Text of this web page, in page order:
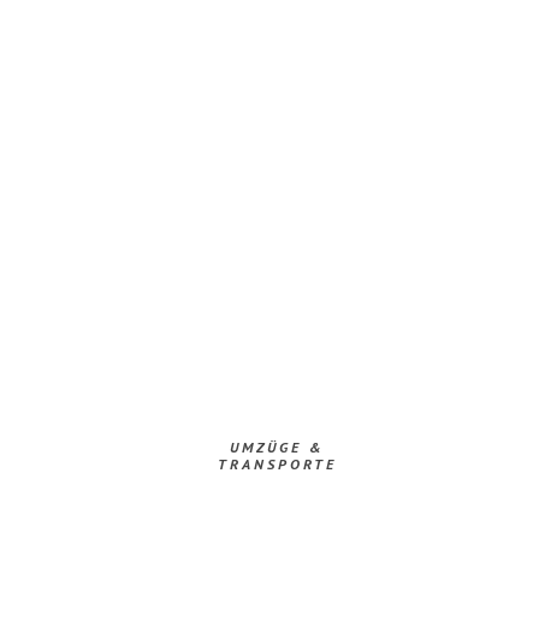
UMZÜGE &
TRANSPORTE